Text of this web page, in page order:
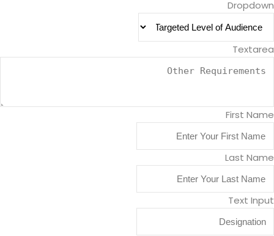
Dropdown
Textarea
First Name
Last Name
Text Input